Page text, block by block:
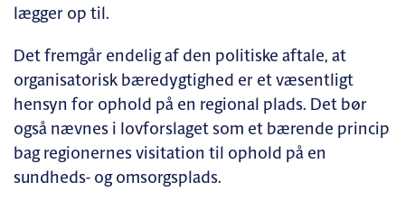
lægger op til.
Det fremgår endelig af den politiske aftale, at
organisatorisk bæredygtighed er et væsentligt
hensyn for ophold på en regional plads. Det bør
også nævnes i lovforslaget som et bærende princip
bag regionernes visitation til ophold på en
sundheds- og omsorgsplads.